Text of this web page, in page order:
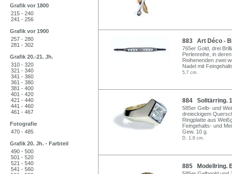
Grafik vor 1800
215 - 240
241 - 256
Grafik vor 1900
257 - 280
281 - 302
Grafik 20.-21. Jh.
310 - 320
321 - 340
341 - 360
361 - 380
381 - 400
401 - 420
421 - 440
441 - 460
461 - 467
Fotografie
470 - 485
Grafik 20. Jh. - Farbteil
490 - 500
501 - 520
521 - 540
541 - 560
883 Art Déco -
765er Gold, drei
Perlenreihe, in
Reihenenden zwei
Nadel mit
5,7 cm.
884 Solitärring.
585er Gelb- und
dreieckigem
Ringplatte aus
Feingehalts- und
Gew. 10 g.
D. 1,8 cm.
885 Modellring.